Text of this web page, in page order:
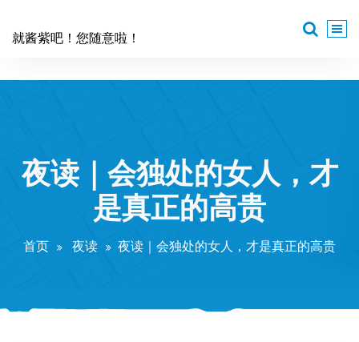
就酱紫吧！您随意啦！
夜读｜会独处的女人，才
是真正的高贵
首页 夜读 夜读｜会独处的女人，才是真正的高贵